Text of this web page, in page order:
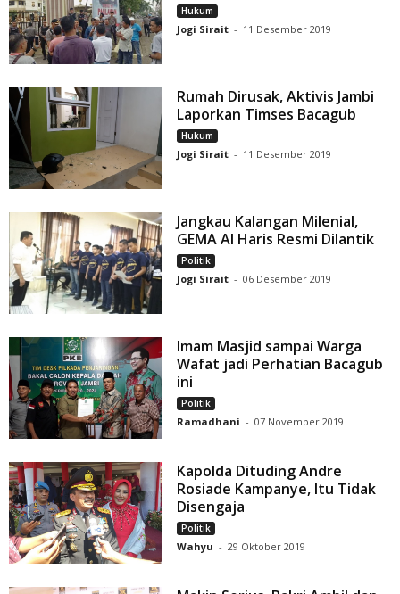
Hukum
Jogi Sirait - 11 Desember 2019
Rumah Dirusak, Aktivis Jambi
Laporkan Timses Bacagub
Hukum
Jogi Sirait - 11 Desember 2019
Jangkau Kalangan Milenial,
GEMA Al Haris Resmi Dilantik
Politik
Jogi Sirait - 06 Desember 2019
Imam Masjid sampai Warga
Wafat jadi Perhatian Bacagub
ini
Politik
Ramadhani - 07 November 2019
Kapolda Dituding Andre
Rosiade Kampanye, Itu Tidak
Disengaja
Politik
Wahyu - 29 Oktober 2019